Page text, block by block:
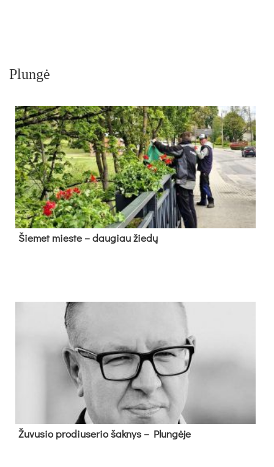
Plungė
Šie­met mies­te – dau­giau žie­dų
Žu­vu­sio pro­diu­se­rio šak­nys – Plun­gė­je